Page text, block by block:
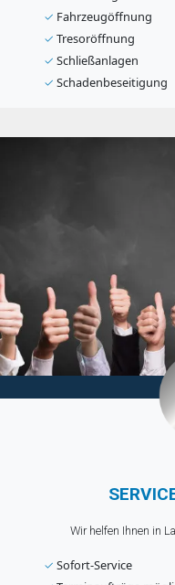
✓ Fahrzeugöffnung
✓ Tresoröffnung
✓ Schließanlagen
✓ Schadenbeseitigung
Wir helfen Ihnen in
✓ Sofort-Service